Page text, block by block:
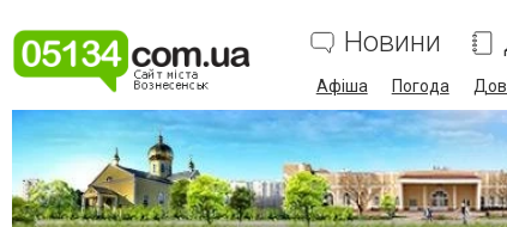
Новини
Афіша Погода